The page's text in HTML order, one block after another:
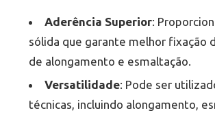
Aderência Superior:
sólida que garante melhor fixação
de alongamento e esmaltação.
Versatilidade: Pode ser
técnicas, incluindo alongamento,